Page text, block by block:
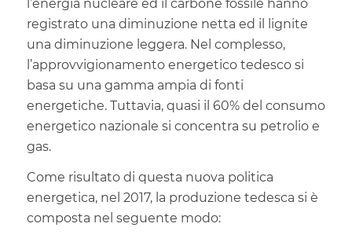
l’energia nucleare ed il carbone fossile hanno
registrato una diminuzione netta ed il lignite
una diminuzione leggera. Nel complesso,
l’approvvigionamento energetico tedesco si
basa su una gamma ampia di fonti
energetiche. Tuttavia, quasi il 60% del consumo
energetico nazionale si concentra su petrolio e
gas.
Come risultato di questa nuova politica
energetica, nel 2017, la produzione tedesca si è
composta nel seguente modo: